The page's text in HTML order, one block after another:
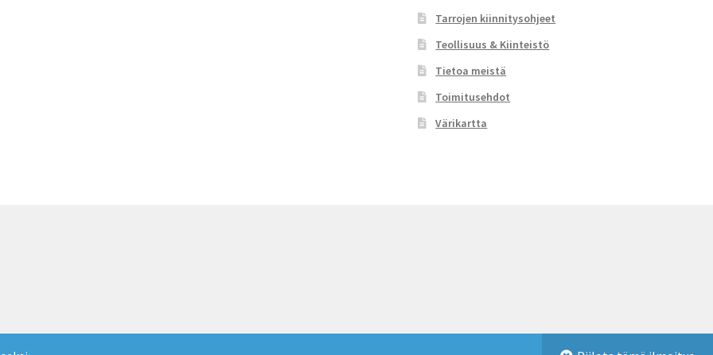
Tarrojen kiinnitysohjeet
Teollisuus & Kiinteistö
Tietoa meistä
Toimitusehdot
Värikartta